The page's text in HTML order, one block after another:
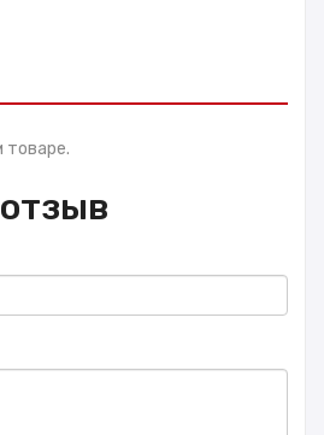
товаре.